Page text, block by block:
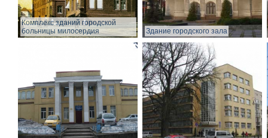
Комплекс зданий городской
больницы милосердия
Здание городского зала